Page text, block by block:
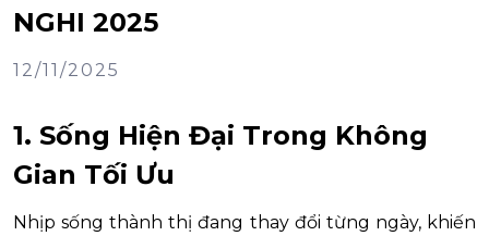
NGHI 2025
12/11/2025
1. Sống Hiện Đại Trong Không
Gian Tối Ưu
Nhịp sống thành thị đang thay đổi từng ngày, khiến